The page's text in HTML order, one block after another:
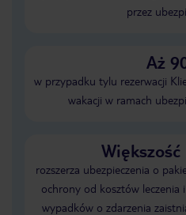
przez
Aż
w przypadku tylu rezerwacji
wakacji w ramach
rozszerza ubezpieczenia o
ochrony od kosztów leczenia
wypadków o zdarzenia